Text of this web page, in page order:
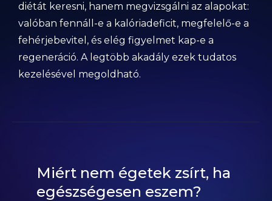
diétát keresni, hanem megvizsgálni az alapokat:
valóban fennáll-e a kalóriadeficit, megfelelő-e a
fehérjebevitel, és elég figyelmet kap-e a
regeneráció. A legtöbb akadály ezek tudatos
kezelésével megoldható.
Miért nem égetek zsírt, ha
egészségesen eszem?